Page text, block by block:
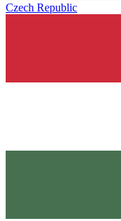
Czech Republic